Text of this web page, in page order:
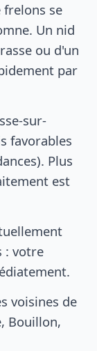
frelons se
Un nid
ou d'un
par
sur-
favorables
Plus
est
: votre
voisines de
Bouillon,